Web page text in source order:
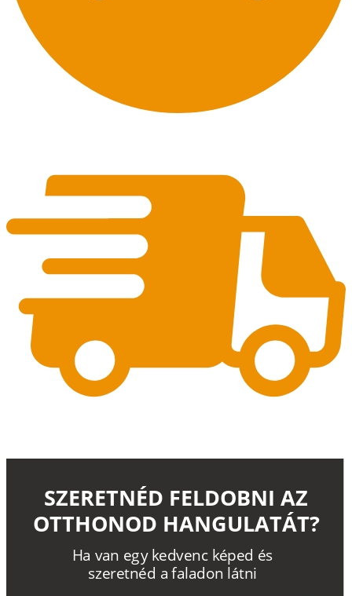
Ha van egy kedvenc képed és
szeretnéd a faladon látni
SZERETNÉD FELDOBNI AZ
OTTHONOD HANGULATÁT?